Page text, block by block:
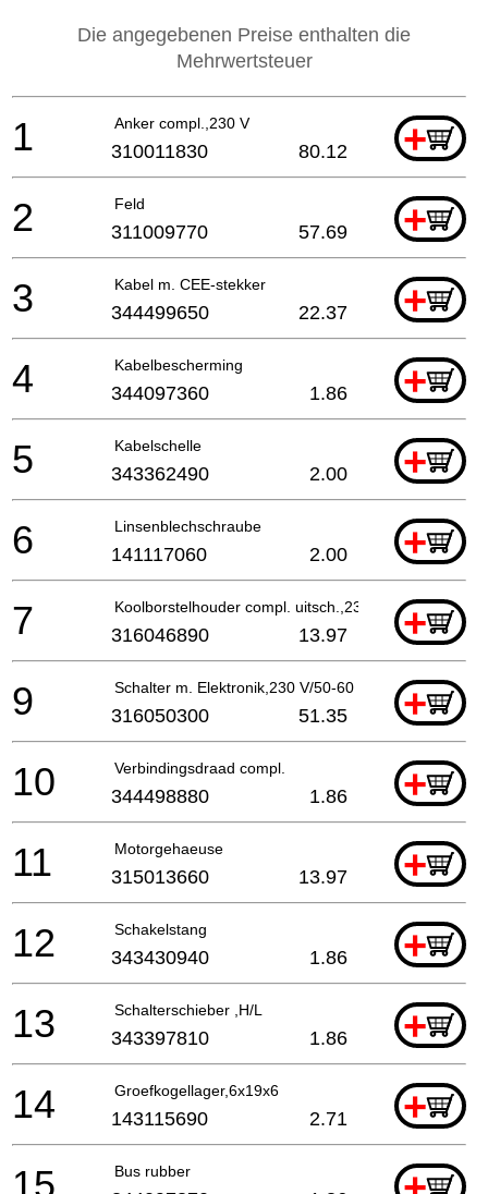
Die angegebenen Preise enthalten die
Mehrwertsteuer
Anker compl.,230 V +
1 310011830 80.12
Feld +
2 311009770 57.69
Kabel m. CEE-stekker +
3 344499650 22.37
Kabelbescherming +
4 344097360 1.86
Kabelschelle +
5 343362490 2.00
Linsenblechschraube +
6 141117060 2.00
Koolborstelhouder compl. uitsch.,230V +
7 316046890 13.97
Schalter m. Elektronik,230 V/50-60 Hz +
9 316050300 51.35
Verbindingsdraad compl. +
10 344498880 1.86
Motorgehaeuse +
11 315013660 13.97
Schakelstang +
12 343430940 1.86
Schalterschieber ,H/L +
13 343397810 1.86
Groefkogellager,6x19x6 +
14 143115690 2.71
Bus rubber